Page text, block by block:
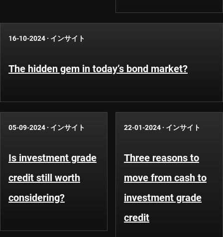
16-10-2024 · インサイト
The hidden gem in today’s bond market?
05-09-2024 · インサイト
Is investment grade
credit still worth
considering?
22-01-2024 · インサイト
Three reasons to
move from cash to
investment grade
credit